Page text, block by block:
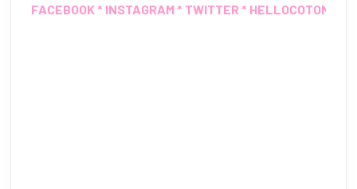
FACEBOOK * INSTAGRAM * TWITTER * HELLOCOTON